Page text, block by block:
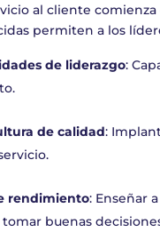
al cliente
permiten a los
de liderazgo:
de calidad:
rendimiento: Enseñar
buenas